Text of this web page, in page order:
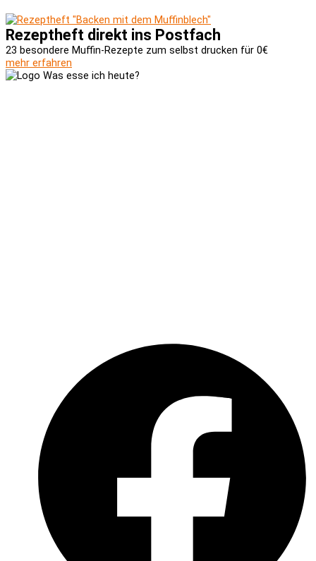
Rezeptheft direkt ins Postfach
23 besondere Muffin-Rezepte zum selbst drucken für 0€
mehr erfahren